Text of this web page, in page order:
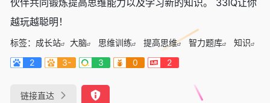
越玩越聪明！
标签： 成长站 大脑 思维训练 提高思维 智力题库
知识
2
3- 3 0 2
链接直达